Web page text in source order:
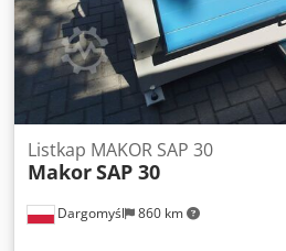
Dargomyśl 860 km
Listkap MAKOR SAP 30
MakorSAP 30